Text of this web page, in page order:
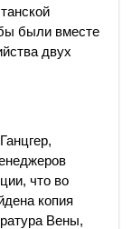
были вместе
двух
что во
копия
Вены,